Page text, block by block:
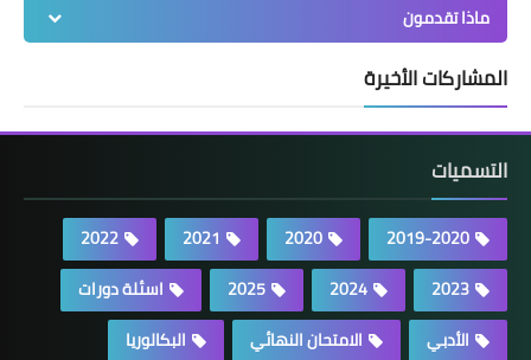
ماذا تقدمون
المشاركات الأخيرة
التسميات
2019-2020
2020
2021
2022
2023
2024
2025
اسئلة دورات
الأدبي
الامتحان النهائي
البكالوريا